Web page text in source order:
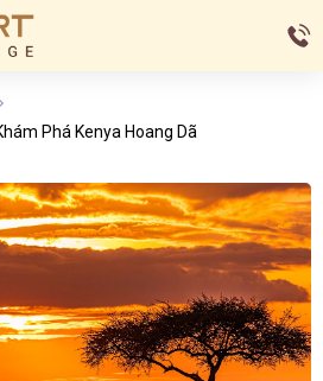
Phá Kenya Hoang Dã